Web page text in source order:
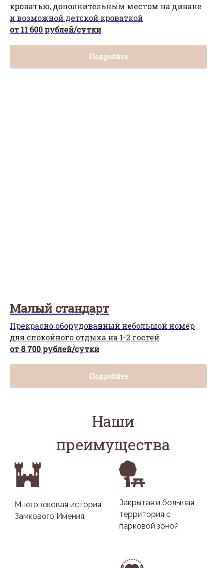
кроватью, дополнительным местом на диване
и возможной детской кроваткой
от 11 600 рублей/сутки
Подробнее
Малый стандарт
Прекрасно оборудованный небольшой номер
для спокойного отдыха на 1-2 гостей
от 8 700 рублей/сутки
Подробнее
Закрытая и большая
территория с
парковой зоной
Многовековая история
Замкового Имения
Наши
преимущества